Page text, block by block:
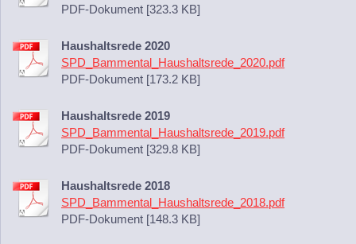
PDF-Dokument [323.3 KB]
Haushaltsrede 2020
SPD_Bammental_Haushaltsrede_2020.pdf
PDF-Dokument [173.2 KB]
Haushaltsrede 2019
SPD_Bammental_Haushaltsrede_2019.pdf
PDF-Dokument [329.8 KB]
Haushaltsrede 2018
SPD_Bammental_Haushaltsrede_2018.pdf
PDF-Dokument [148.3 KB]